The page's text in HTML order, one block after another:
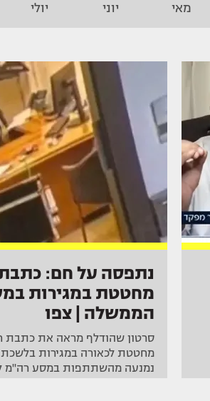
מאי יוני יולי
מחטטת במגירות
הממשלה | צפו
מחטטת לכאורה במגירות
נמנעה מהשתתפות במסע רה"מ